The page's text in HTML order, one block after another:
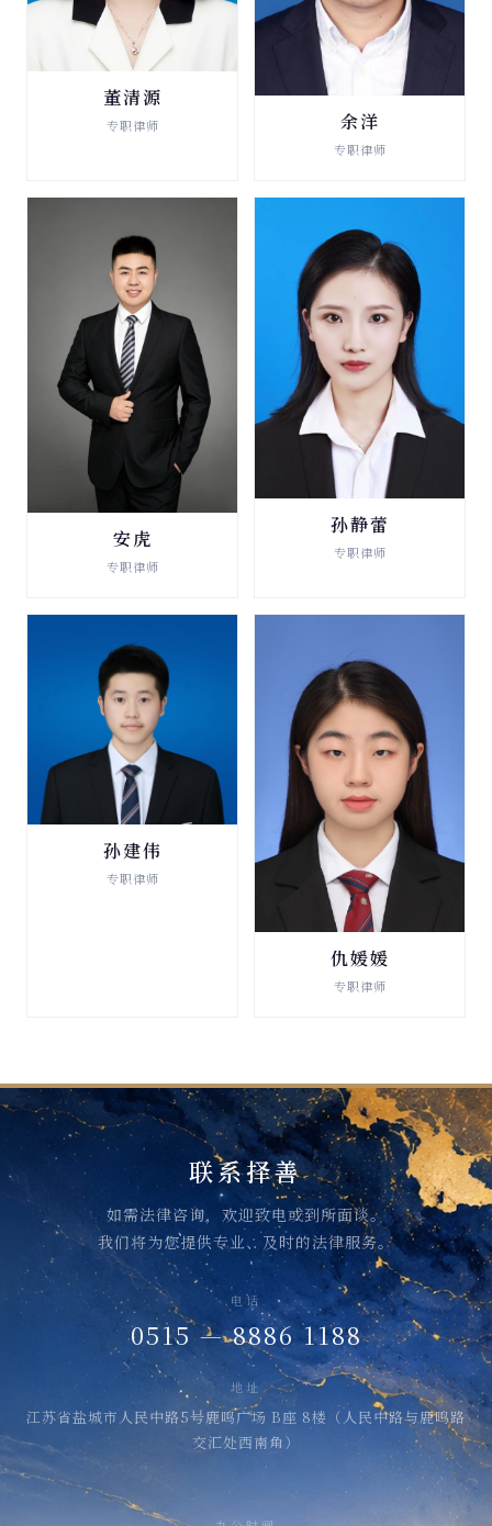
法律顾问
董清源
专职律师
法律顾问
余洋
专职律师
法律顾问
安虎
专职律师
法律顾问
孙静蕾
专职律师
法律顾问
孙建伟
专职律师
法律顾问
仇媛媛
专职律师
联系择善
如需法律咨询，欢迎致电或到所面谈。
我们将为您提供专业、及时的法律服务。
电话
0515 — 8886 1188
地址
江苏省盐城市人民中路5号鹿鸣广场 B座 8楼（人民中路与鹿鸣路
交汇处西南角）